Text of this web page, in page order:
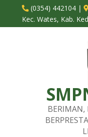
 (0354) 442104| 
Kec. Wates, Kab.
BERIMAN,